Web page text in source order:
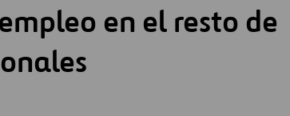
en el resto de